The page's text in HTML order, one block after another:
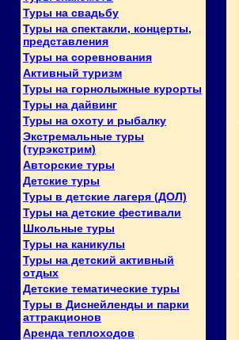
Туры на свадьбу
Туры на спектакли, концерты,
представления
Туры на соревнования
Активный туризм
Туры на горнолыжные курорты
Туры на дайвинг
Туры на охоту и рыбалку
Экстремальные туры
(турэкстрим)
Авторские туры
Детские туры
Туры в детские лагеря (ДОЛ)
Туры на детские фестивали
Школьные туры
Туры на каникулы
Туры на детский активный
отдых
Детские тематические туры
Туры в Диснейленды и парки
аттракционов
Аренда теплоходов